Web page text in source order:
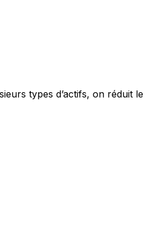
types d’actifs, on réduit le